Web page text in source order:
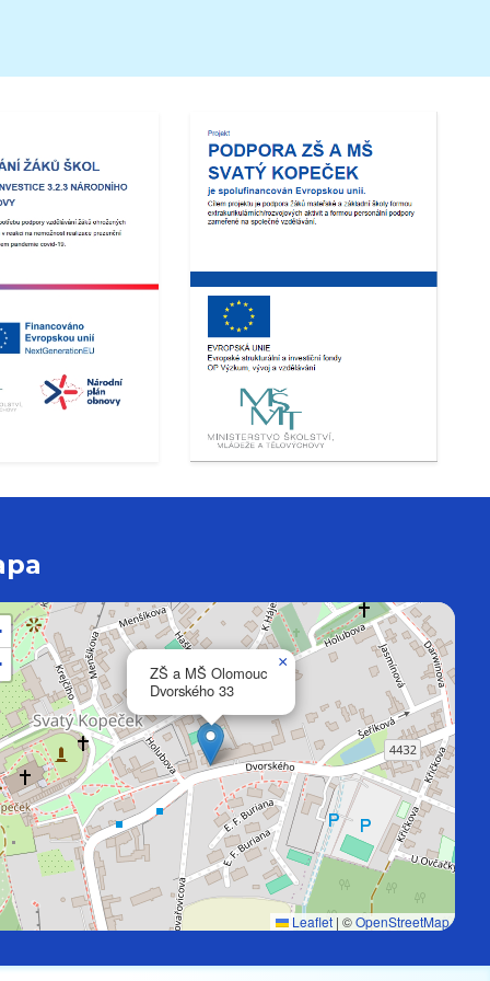
ZŠ a MŠ Olomouc
Dvorského 33
×
Leaflet | ©OpenStreetMap